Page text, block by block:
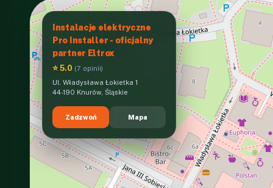
Instalacje elektryczne
Pro Installer - oficjalny
partner Eltrox
⭐ 5.0 (7 opinii)
Ul. Władysława Łokietka 1
44-190 Knurów, Śląskie
Zadzwoń Mapa